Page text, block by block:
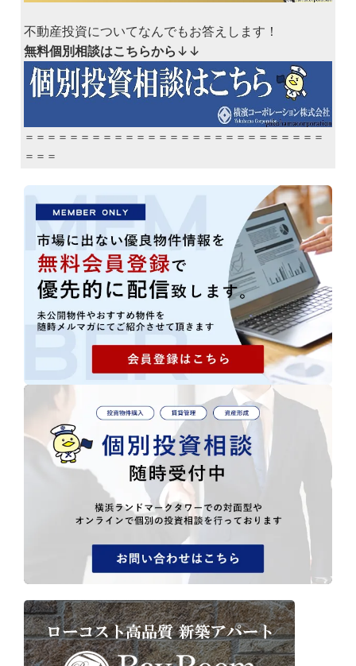
不動産投資についてなんでもお答えします！
無料個別相談はこちらから ↓↓
＝＝＝＝＝＝＝＝＝＝＝＝＝＝＝＝＝＝＝＝＝＝＝＝＝＝＝
＝＝＝